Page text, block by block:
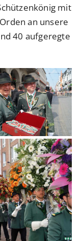
mit
an unsere
40 aufgeregte